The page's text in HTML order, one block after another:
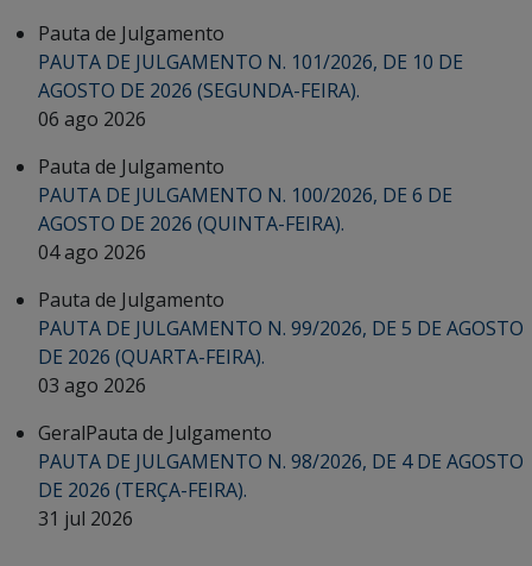
Pauta de Julgamento
PAUTA DE JULGAMENTO N. 101/2026, DE 10 DE
AGOSTO DE 2026 (SEGUNDA-FEIRA).
06 ago 2026
Pauta de Julgamento
PAUTA DE JULGAMENTO N. 100/2026, DE 6 DE
AGOSTO DE 2026 (QUINTA-FEIRA).
04 ago 2026
Pauta de Julgamento
PAUTA DE JULGAMENTO N. 99/2026, DE 5 DE AGOSTO
DE 2026 (QUARTA-FEIRA).
03 ago 2026
GeralPauta de Julgamento
PAUTA DE JULGAMENTO N. 98/2026, DE 4 DE AGOSTO
DE 2026 (TERÇA-FEIRA).
31 jul 2026